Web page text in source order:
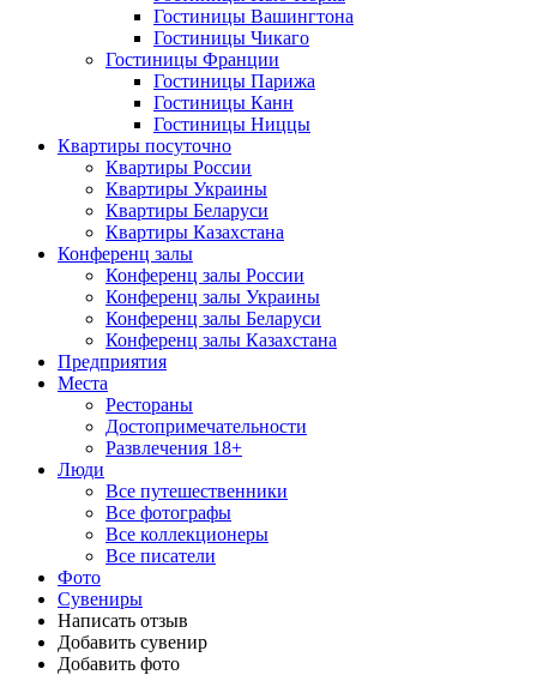
Гостиницы Вашингтона
Гостиницы Чикаго
Гостиницы Франции
Гостиницы Парижа
Гостиницы Канн
Гостиницы Ниццы
Квартиры посуточно
Квартиры России
Квартиры Украины
Квартиры Беларуси
Квартиры Казахстана
Конференц залы
Конференц залы России
Конференц залы Украины
Конференц залы Беларуси
Конференц залы Казахстана
Предприятия
Места
Рестораны
Достопримечательности
Развлечения 18+
Люди
Все путешественники
Все фотографы
Все коллекционеры
Все писатели
Фото
Сувениры
Написать отзыв
Добавить сувенир
Добавить фото